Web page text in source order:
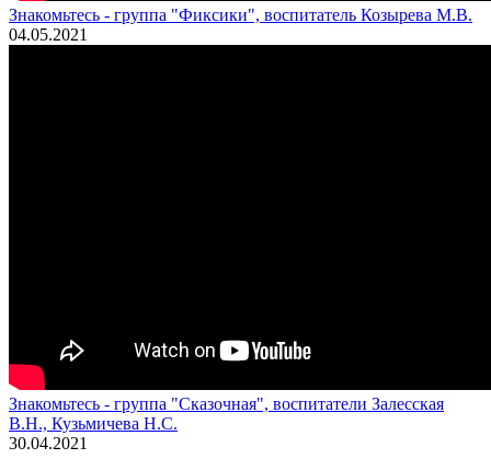
Знакомьтесь - группа "Фиксики", воспитатель Козырева М.В.
04.05.2021
Знакомьтесь - группа "Сказочная", воспитатели Залесская
В.Н., Кузьмичева Н.С.
30.04.2021